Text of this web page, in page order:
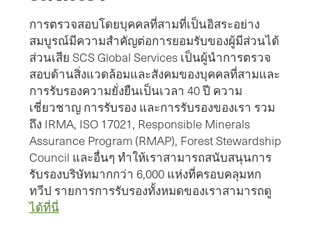
การตรวจสอบโดยบุคคลที่สามที่เป็นอิสระอย่าง
สมบูรณ์มีความสําคัญต่อการยอมรับของผู้มีส่วนได้
ส่วนเสีย SCS Global Services เป็นผู้นําการตรวจ
สอบด้านสิ่งแวดล้อมและสังคมของบุคคลที่สามและ
การรับรองความยั่งยืนเป็นเวลา 40 ปี ความ
เชี่ยวชาญ การรับรอง และการรับรองของเรา รวม
ถึง IRMA, ISO 17021, Responsible Minerals
Assurance Program (RMAP), Forest Stewardship
Council และอื่นๆ ทําให้เราสามารถสนับสนุนการ
รับรองบริษัทมากกว่า 6,000 แห่งที่ครอบคลุมหก
ทวีป รายการการรับรองทั้งหมดของเราสามารถดู
ได้ที่นี่